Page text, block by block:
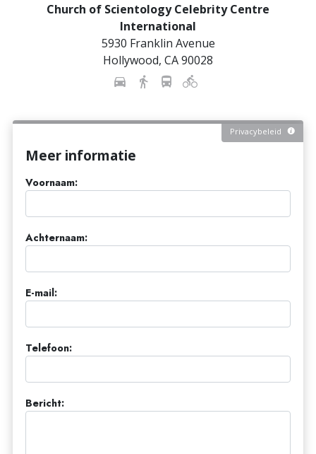
Church of Scientology Celebrity Centre
International
5930 Franklin Avenue
Hollywood, CA90028
Privacybeleid
Meer informatie
Voornaam:
Achternaam:
E-mail:
Telefoon:
Bericht: